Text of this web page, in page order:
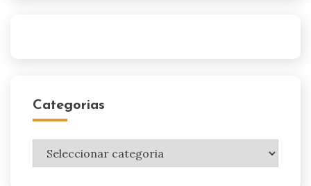
Categorias
Categorias